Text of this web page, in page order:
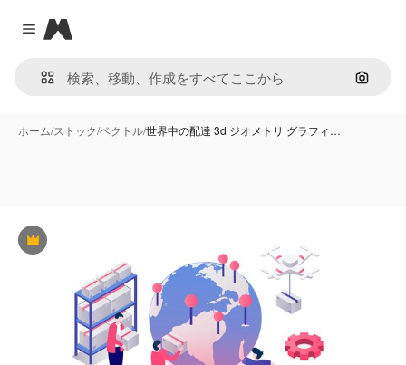
Close menu
Magnific
画像で
ホーム/ストック/ベクトル/世界中の配達 3d ジオメトリ グラフィ…
Premium